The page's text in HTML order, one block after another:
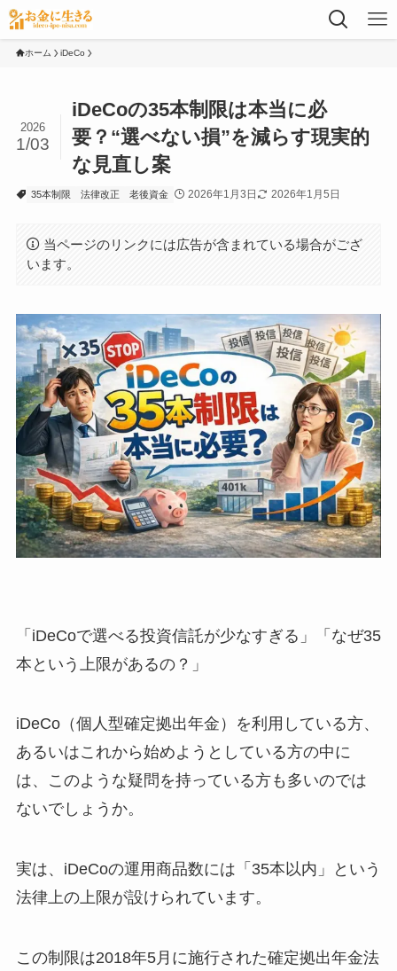
ホーム iDeCo
iDeCoの35本制限は本当に必
要？“選べない損”を減らす現実的
な見直し案
2026
1/03
35本制限 法律改正 老後資金 2026年1月3日 2026年1月5日
当ページのリンクには広告が含まれている場合がござ
います。
「iDeCoで選べる投資信託が少なすぎる」「なぜ35
本という上限があるの？」
iDeCo（個人型確定拠出年金）を利用している方、
あるいはこれから始めようとしている方の中に
は、このような疑問を持っている方も多いのでは
ないでしょうか。
実は、iDeCoの運用商品数には「35本以内」という
法律上の上限が設けられています。
この制限は2018年5月に施行された確定拠出年金法